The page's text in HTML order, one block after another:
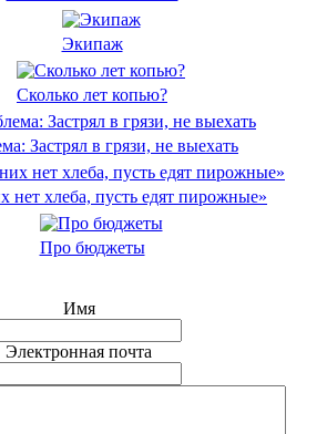
Экипаж
Сколько лет копью?
Застрял в грязи, не выехать
нет хлеба, пусть едят пирожные»
Про бюджеты
Имя
Электронная почта